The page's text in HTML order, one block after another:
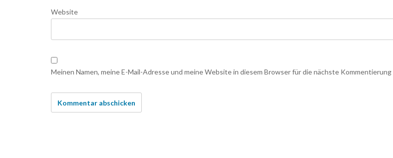
Website
Meinen Namen, meine E-Mail-Adresse und meine Website in diesem Browser für die nächste Kommentierung